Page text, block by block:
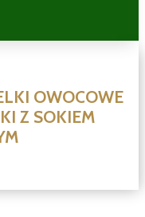
OWOCOWE
Z SOKIEM